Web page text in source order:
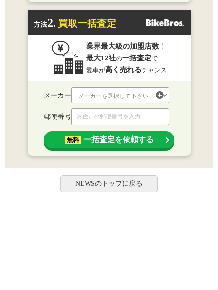
方法2. 買取一括査定
業界最大級の加盟店数！
最大12社の一括査定で
愛車が高く売れるチャンス
メーカー
郵便番号
無料 一括査定を依頼する
NEWSのトップに戻る